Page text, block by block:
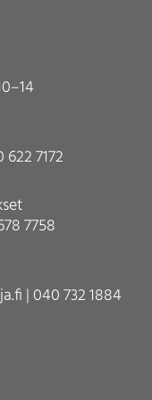
7172
7758
| 040 732 1884